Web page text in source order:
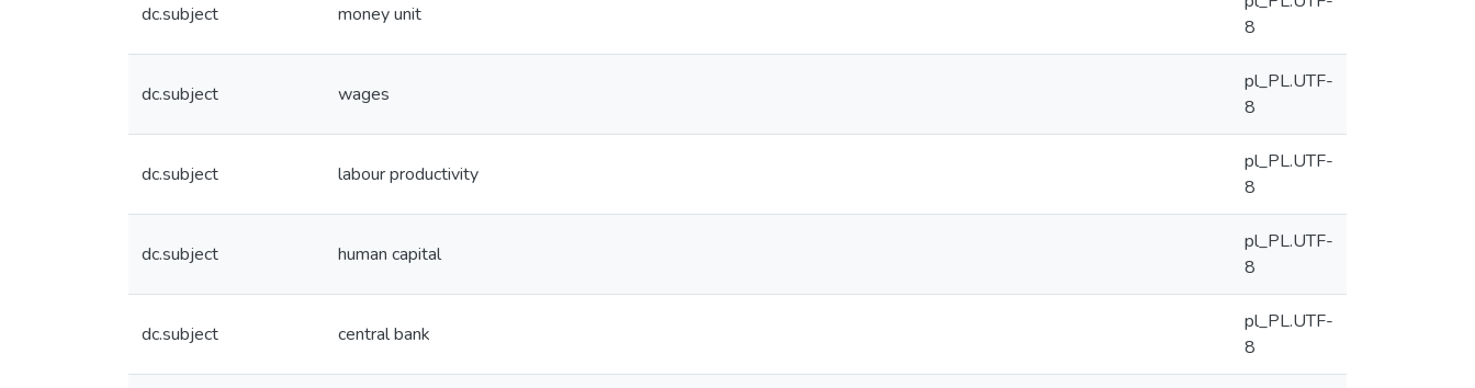
dc.subject money unit
8
dc.subject wages
pl_PL.UTF-
8
dc.subject labour productivity
pl_PL.UTF-
8
dc.subject human capital
pl_PL.UTF-
8
dc.subject central bank
pl_PL.UTF-
8